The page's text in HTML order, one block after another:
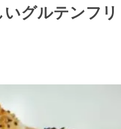
グルテンフリ